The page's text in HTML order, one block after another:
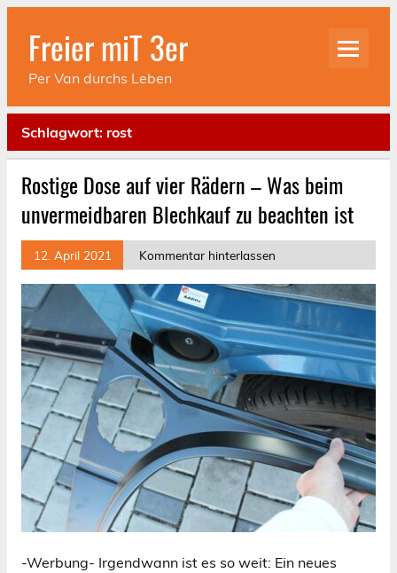
Skip
contentFreier miT 3er
Per Van durchs Leben
Schlagwort: rost
Rostige Dose auf vier Rädern – Was beim
unvermeidbaren Blechkauf zu beachten ist
12. April 2021 Kommentar hinterlassen
-Werbung- Irgendwann ist es so weit: Ein neues